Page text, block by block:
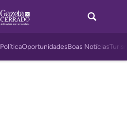
PolíticaOportunidadesBoas Notícias